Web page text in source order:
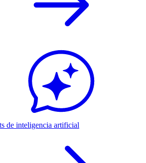
de inteligencia artificial